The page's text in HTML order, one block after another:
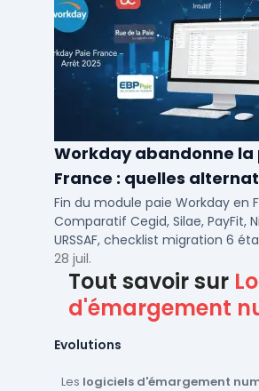
Workday abandonne la
France : quelles
logicielles pour 2026 ?
Fin du module paie Workday en
Comparatif Cegid, Silae, PayFit,
URSSAF, checklist migration 6
calendrier 2026 pour PME/ETI.
28 juil.
Tout savoir sur
d'émargement
Evolutions
Les logiciels d'émargement